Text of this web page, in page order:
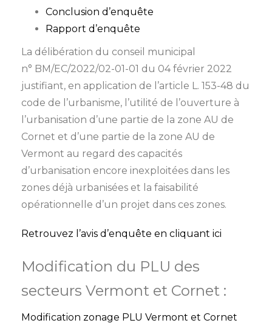
Conclusion d’enquête
Rapport d’enquête
La délibération du conseil municipal
n° BM/EC/2022/02-01-01 du 04 février 2022
justifiant, en application de l’article L. 153-48 du
code de l’urbanisme, l’utilité de l’ouverture à
l’urbanisation d’une partie de la zone AU de
Cornet et d’une partie de la zone AU de
Vermont au regard des capacités
d’urbanisation encore inexploitées dans les
zones déjà urbanisées et la faisabilité
opérationnelle d’un projet dans ces zones.
Retrouvez l’avis d’enquête en cliquant ici
Modification du PLU des
secteurs Vermont et Cornet :
Modification zonage PLU Vermont et Cornet